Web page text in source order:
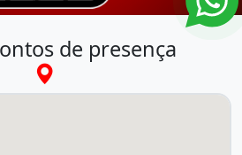
de presença